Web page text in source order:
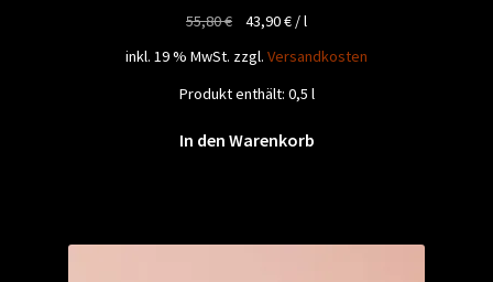
war:
27,90 € 21,95 €.
55,80€ 43,90€/l
inkl. 19 % MwSt. zzgl. Versandkosten
Produkt enthält: 0,5 l
In den Warenkorb